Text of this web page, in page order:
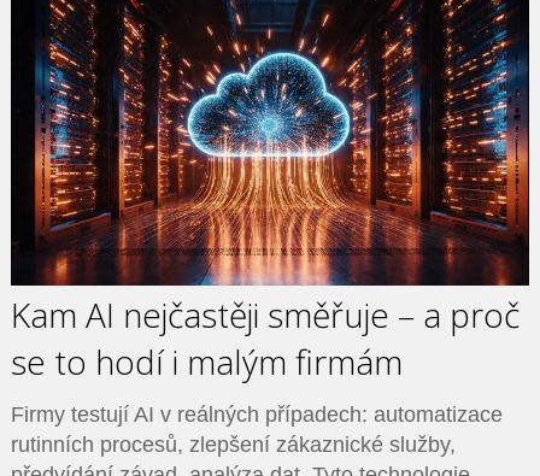
Kam AI nejčastěji směřuje – a proč
se to hodí i malým firmám
Firmy testují AI v reálných případech: automatizace
rutinních procesů, zlepšení zákaznické služby,